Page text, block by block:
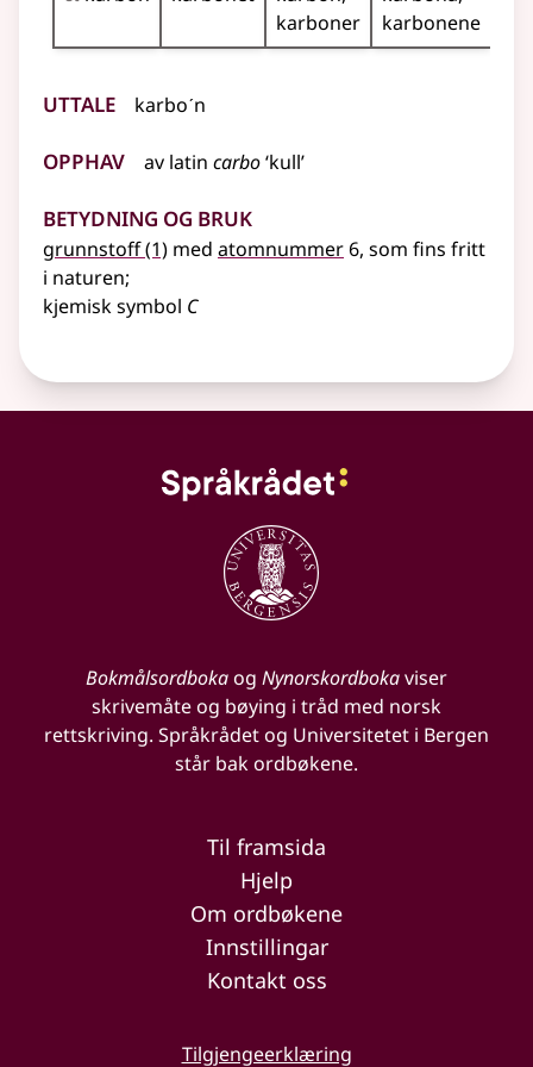
karboner
karbonene
Uttale karboˊn
Opphav av latin carbo‘kull’
Betydning og bruk
grunnstoff(1) med atomnummer6, som fins fritt
i naturen;
kjemisksymbol C
Bokmålsordbokaog Nynorskordbokaviser
skrivemåte og bøying i tråd med norsk
rettskriving. Språkrådet og Universitetet i Bergen
står bak ordbøkene.
Til framsida
Hjelp
Om ordbøkene
Innstillingar
Kontakt oss
Tilgjengeerklæring